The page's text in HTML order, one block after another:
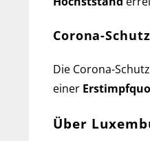
Corona-
Die Corona-
einer
Über